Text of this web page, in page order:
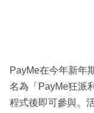
區
PayMe在今年新年
名為「PayMe狂派
程式後即可參與。